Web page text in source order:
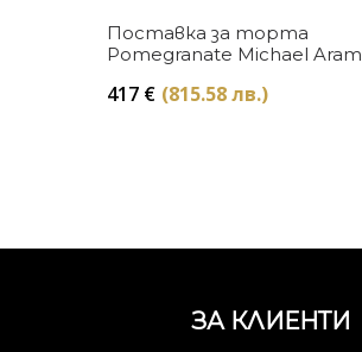
Купи
Поставка за торта
Pomegranate Michael Aram
417 € (815.58 лв.)
ЗА КЛИЕНТИ